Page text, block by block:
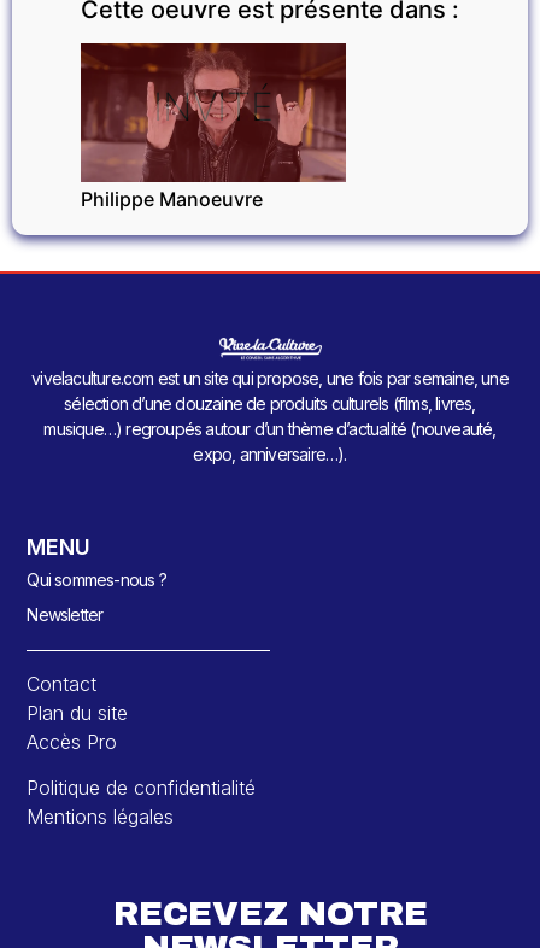
Cette oeuvre est présente dans :
INVITÉ
Philippe Manoeuvre
vivelaculture.com est un site qui propose, une fois par semaine, une
sélection d’une douzaine de produits culturels (films, livres,
musique…) regroupés autour d’un thème d’actualité (nouveauté,
expo, anniversaire…).
MENU
Qui sommes-nous ?
Newsletter
Contact
Plan du site
Accès Pro
Politique de confidentialité
Mentions légales
RECEVEZ NOTRE